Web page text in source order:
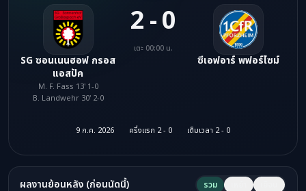
SG ซอนเนนฮอฟ กรอส
แอสปัค
M. F. Fass 13' 1-0
B. Landwehr 30' 2-0
2 - 0
เตะ 00:00 น.
ซีเอฟอาร์ พฟอร์ไซม์
9 ก.ค. 2026 ครึ่งแรก 2 - 0 เต็มเวลา 2 - 0
ผลงานย้อนหลัง (ก่อนนัดนี้) รวม